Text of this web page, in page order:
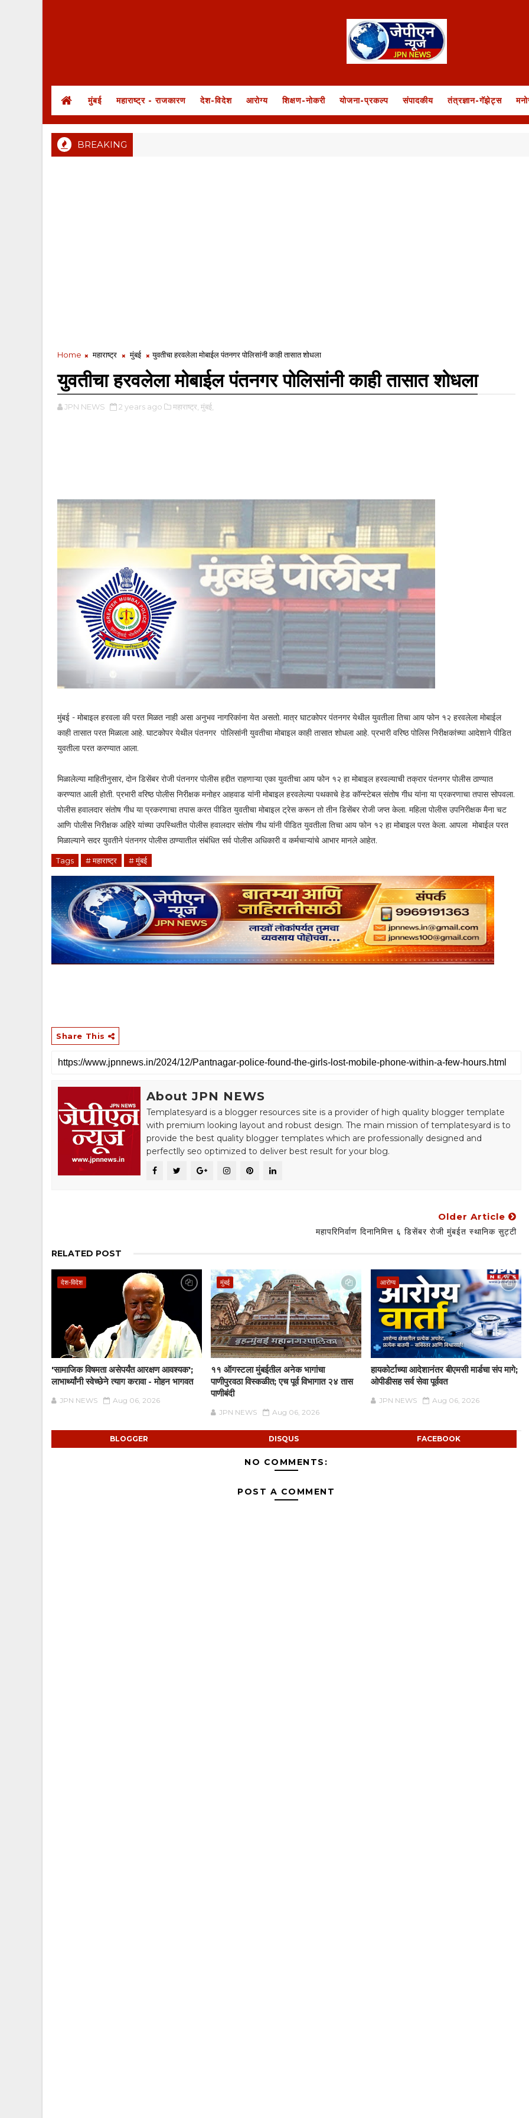
मुंबई महाराष्ट्र - राजकारण देश-विदेश आरोग्य शिक्षण-नोकरी योजना-प्रकल्प संपादकीय तंत्रज्ञान-गॅझेट्स
BREAKING
Home महाराष्ट्र मुंबई युवतीचा हरवलेला मोबाईल पंतनगर पोलिसांनी काही तासात शोधला
युवतीचा हरवलेला मोबाईल पंतनगर पोलिसांनी काही तासात शोधला
JPN NEWS 2 years ago महाराष्ट्र, मुंबई,
मुंबई - मोबाइल हरवला की परत मिळत नाही असा अनुभव नागरिकांना येत असतो. मात्र घाटकोपर पंतनगर येथील युवतीला तिचा आय फोन १२ हरवलेला मोबाईल
काही तासात परत मिळाला आहे. घाटकोपर येथील पंतनगर पोलिसांनी युवतीचा मोबाइल काही तासात शोधला आहे. प्रभारी वरिष्ठ पोलिस निरीक्षकांच्या आदेशाने पीडित
युवतीला परत करण्यात आला.
मिळालेल्या माहितीनुसार, दोन डिसेंबर रोजी पंतनगर पोलीस हद्दीत राहणाऱ्या एका युवतीचा आय फोन १२ हा मोबाइल हरवल्याची तक्रार पंतनगर पोलीस ठाण्यात
करण्यात आली होती. प्रभारी वरिष्ठ पोलीस निरीक्षक मनोहर आहवाड यांनी मोबाइल हरवलेल्या पथकाचे हेड कॉन्स्टेबल संतोष गीध यांना या प्रकरणाचा तपास सोपवला.
पोलीस हवालदार संतोष गीध या प्रकरणाचा तपास करत पीडित युवतीचा मोबाइल ट्रेस करून तो तीन डिसेंबर रोजी जप्त केला. महिला पोलीस उपनिरीक्षक मैना चट
आणि पोलीस निरीक्षक अहिरे यांच्या उपस्थितीत पोलीस हवालदार संतोष गीध यांनी पीडित युवतीला तिचा आय फोन १२ हा मोबाइल परत केला. आपला मोबाईल परत
मिळाल्याने सदर युवतीने पंतनगर पोलीस ठाण्यातील संबंधित सर्व पोलीस अधिकारी व कर्मचाऱ्यांचे आभार मानले आहेत.
Tags # महाराष्ट्र # मुंबई
Share This
About JPN NEWS
Templatesyard is a blogger resources site is a provider of high quality blogger template
with premium looking layout and robust design. The main mission of templatesyard is to
provide the best quality blogger templates which are professionally designed and
perfectlly seo optimized to deliver best result for your blog.
Older Article
महापरिनिर्वाण दिनानिमित्त ६ डिसेंबर रोजी मुंबईत स्थानिक सुट्टी
RELATED POST
देश-विदेश
'सामाजिक विषमता असेपर्यंत आरक्षण आवश्यक';
लाभार्थ्यांनी स्वेच्छेने त्याग करावा - मोहन भागवत
JPN NEWS Aug 06, 2026
मुंबई
११ ऑगस्टला मुंबईतील अनेक भागांचा
पाणीपुरवठा विस्कळीत; एच पूर्व विभागात २४ तास
पाणीबंदी
JPN NEWS Aug 06, 2026
आरोग्य
हायकोर्टाच्या आदेशानंतर बीएमसी मार्डचा संप मागे;
ओपीडीसह सर्व सेवा पूर्ववत
JPN NEWS Aug 06, 2026
BLOGGER DISQUS FACEBOOK
NO COMMENTS:
POST A COMMENT